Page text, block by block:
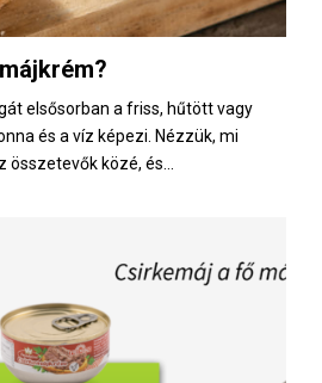
elsősorban a friss, hűtött vagy
és a víz képezi. Nézzük, mi
közé, és...